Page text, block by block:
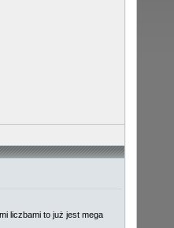
liczbami to już jest mega